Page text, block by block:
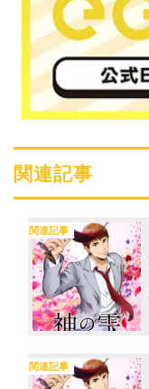
関連記事
関連記事
関連記事